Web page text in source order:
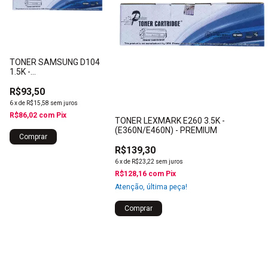
TONER SAMSUNG D104
1.5K -
PREMIUM
R$93,50
6xde R$15,58 sem juros
R$86,02 com Pix
TONER LEXMARK E260 3.5K -
(E360N/E460N) - PREMIUM
R$139,30
6xde R$23,22 sem juros
R$128,16 com Pix
Atenção, última peça!